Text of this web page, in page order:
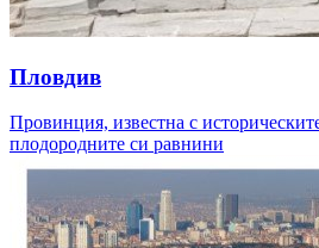
Пловдив
Провинция, известна с
плодородните си равнини